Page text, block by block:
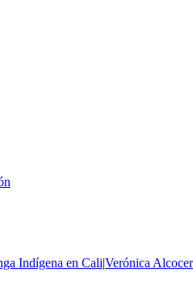
Indígena en Cali|Verónica Alcocer